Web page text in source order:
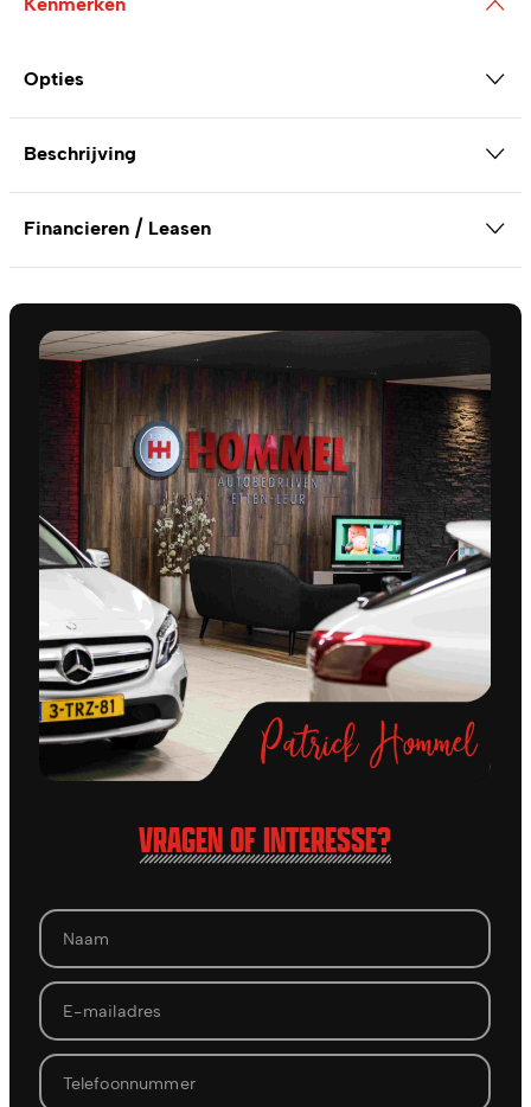
Opties
Beschrijving
Financieren / Leasen
VRAGEN OF INTERESSE?